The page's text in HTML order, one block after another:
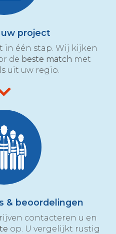
project
in één stap. Wij kijken
de beste match met
uit uw regio.
& beoordelingen
contacteren u en
op. U vergelijkt rustig